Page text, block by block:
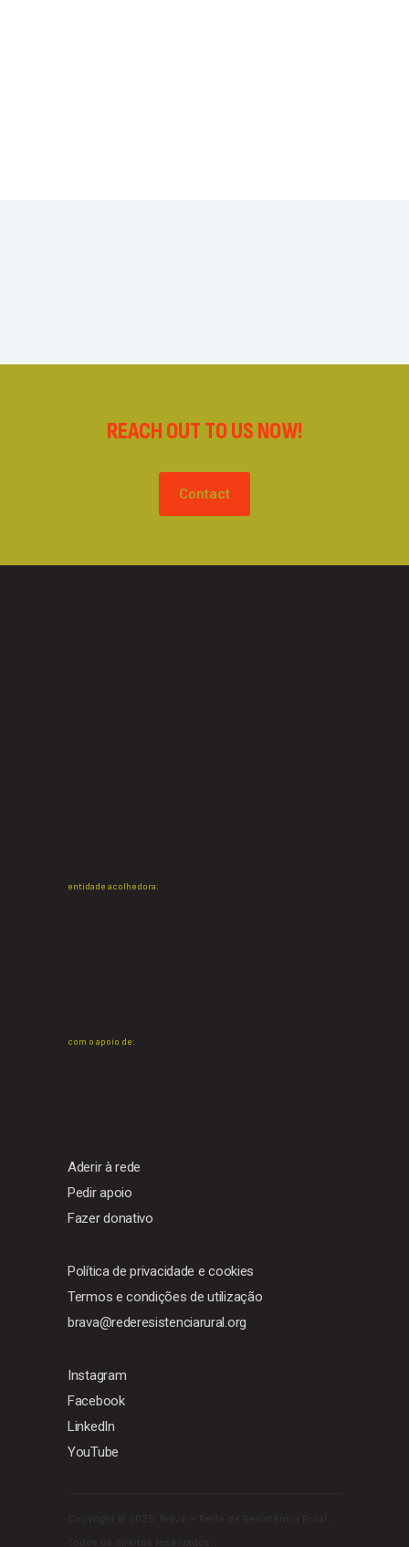
REACH OUT TO US NOW!
Contact
entidade acolhedora:
com o apoio de:
Aderir à rede
Pedir apoio
Fazer donativo
Política de privacidade e cookies
Termos e condições de utilização
brava@rederesistenciarural.org
Instagram
Facebook
LinkedIn
YouTube